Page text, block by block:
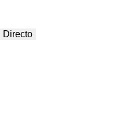
Directo